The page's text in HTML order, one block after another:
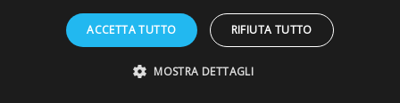
ACCETTA TUTTO RIFIUTA TUTTO
MOSTRA DETTAGLI